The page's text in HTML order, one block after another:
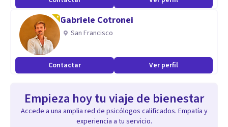
Gabriele Cotronei
San Francisco
Contactar Ver perfil
Empieza hoy tu viaje de bienestar
Accede a una amplia red de psicólogos calificados. Empatía y
experiencia a tu servicio.